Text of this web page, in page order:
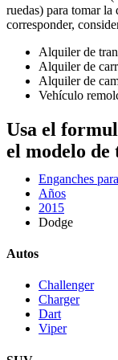
ruedas) para tomar
corresponder,
Alquiler de
Alquiler de
Alquiler de
Vehículo
Usa el
el modelo de
Enganches
Años
2015
Dodge
Autos
Challenger
Charger
Dart
Viper